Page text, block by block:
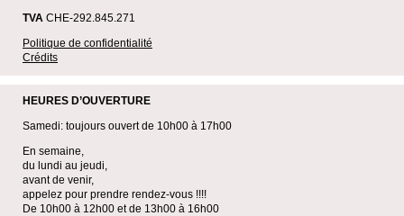
TVA CHE-292.845.271
Politique de confidentialité
Crédits
HEURES D’OUVERTURE
Samedi: toujours ouvert de 10h00 à 17h00
En semaine,
du lundi au jeudi,
avant de venir,
appelez pour prendre rendez-vous !!!!
De 10h00 à 12h00 et de 13h00 à 16h00